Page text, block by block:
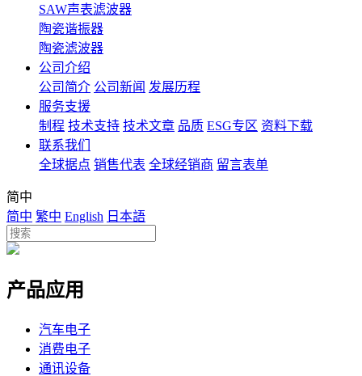
SAW声表滤波器
陶瓷谐振器
陶瓷滤波器
公司介绍
公司简介 公司新闻 发展历程
服务支援
制程 技术支持 技术文章 品质 ESG专区 资料下载
联系我们
全球据点 销售代表 全球经销商 留言表单
简中
简中 繁中 English 日本語
产品应用
汽车电子
消费电子
通讯设备